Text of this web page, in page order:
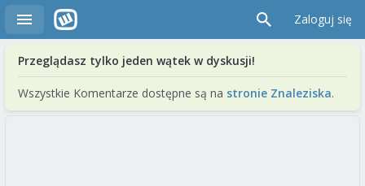
Zaloguj się
Przeglądasz tylko jeden wątek w dyskusji!
Wszystkie Komentarze dostępne są na stronie Znaleziska.